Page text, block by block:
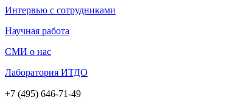
Интервью с сотрудниками
Научная работа
СМИ о нас
Лаборатория ИТДО
+7 (495) 646-71-49